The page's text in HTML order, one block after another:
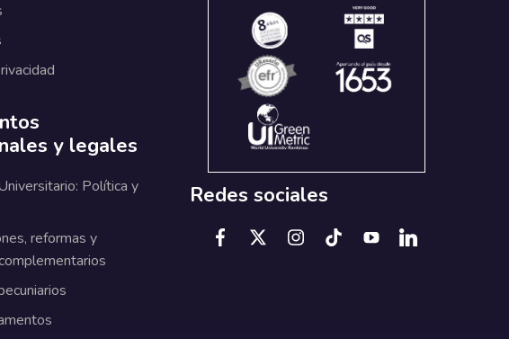
y legales
Política y
reformas y
Redes sociales